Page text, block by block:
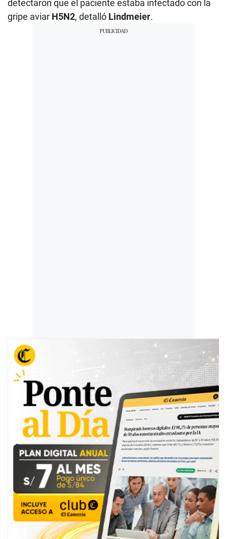
detectaron que el paciente estaba infectado con la
gripe aviar H5N2, detalló Lindmeier.